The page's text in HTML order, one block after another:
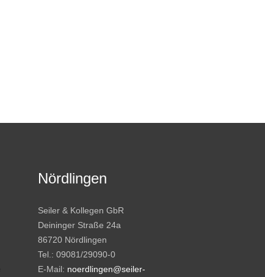
Nördlingen
Seiler & Kollegen GbR
Deininger Straße 24a
86720 Nördlingen
Tel.: 09081/29090-0
E-Mail: noerdlingen@seiler-